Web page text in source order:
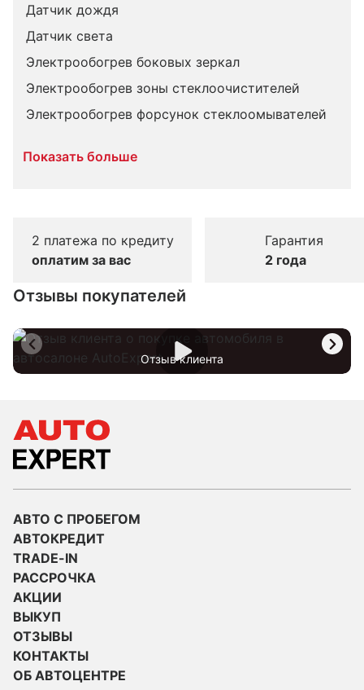
Датчик дождя
Датчик света
Электрообогрев боковых зеркал
Электрообогрев зоны стеклоочистителей
Электрообогрев форсунок стеклоомывателей
Показать больше
2 платежа по кредиту
оплатим за вас
Гарантия
2 года
Отзывы покупателей
Отзыв клиента
АВТО С ПРОБЕГОМ
АВТОКРЕДИТ
TRADE-IN
РАССРОЧКА
АКЦИИ
ВЫКУП
ОТЗЫВЫ
КОНТАКТЫ
ОБ АВТОЦЕНТРЕ